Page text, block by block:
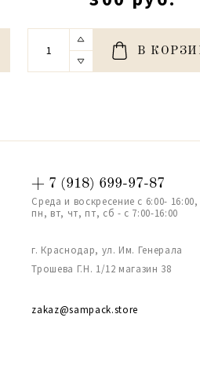
В
+ 7 (918) 699-97-87
Среда и воскресение с 6:00- 16:00,
пн, вт, чт, пт, сб - с 7:00-16:00
г. Краснодар, ул. Им. Генерала
Трошева Г.Н. 1/12 магазин 38
zakaz@sampack.store